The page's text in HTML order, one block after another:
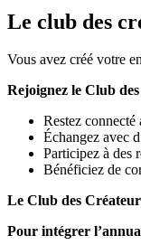
Le club des
Vous avez créé votre
Rejoignez le Club
Restez
Échangez avec
Participez à des
Bénéficiez de
Le Club des
Pour intégrer